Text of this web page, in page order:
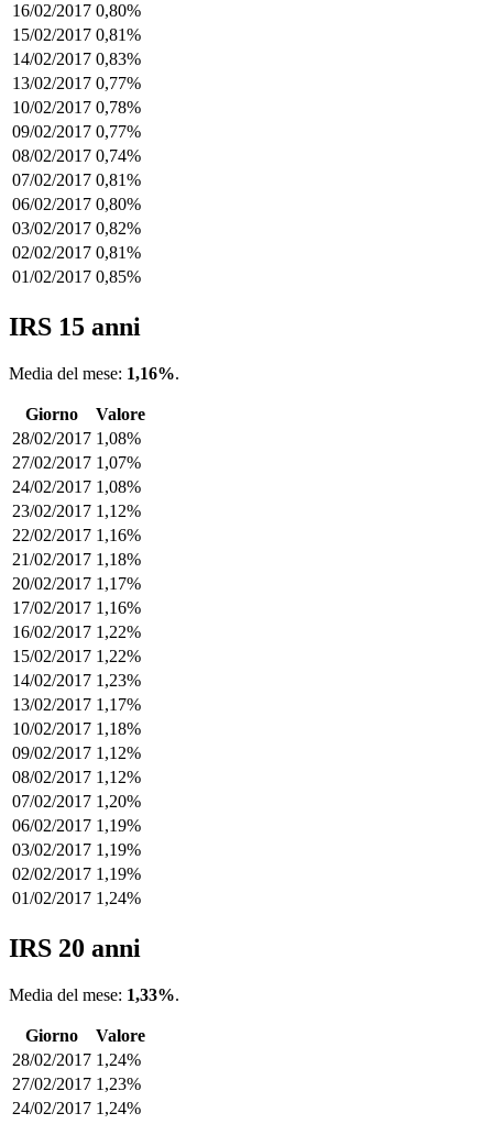
16/02/2017 0,80%
15/02/2017 0,81%
14/02/2017 0,83%
13/02/2017 0,77%
10/02/2017 0,78%
09/02/2017 0,77%
08/02/2017 0,74%
07/02/2017 0,81%
06/02/2017 0,80%
03/02/2017 0,82%
02/02/2017 0,81%
01/02/2017 0,85%
IRS 15 anni
Media del mese: 1,16%.
Giorno
Valore
28/02/2017 1,08%
27/02/2017 1,07%
24/02/2017 1,08%
23/02/2017 1,12%
22/02/2017 1,16%
21/02/2017 1,18%
20/02/2017 1,17%
17/02/2017 1,16%
16/02/2017 1,22%
15/02/2017 1,22%
14/02/2017 1,23%
13/02/2017 1,17%
10/02/2017 1,18%
09/02/2017 1,12%
08/02/2017 1,12%
07/02/2017 1,20%
06/02/2017 1,19%
03/02/2017 1,19%
02/02/2017 1,19%
01/02/2017 1,24%
IRS 20 anni
Media del mese: 1,33%.
Giorno
Valore
28/02/2017 1,24%
27/02/2017 1,23%
24/02/2017 1,24%